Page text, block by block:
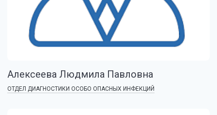
Алексеева Людмила Павловна
ОТДЕЛ ДИАГНОСТИКИ ОСОБО ОПАСНЫХ ИНФЕКЦИЙ